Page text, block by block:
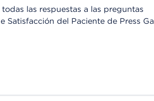
las respuestas a las preguntas
Satisfacción del Paciente de Press